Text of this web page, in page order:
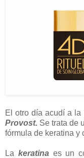
El otro día acudí a la
Provost. Se trata de
fórmula de keratina y
La keratina es un